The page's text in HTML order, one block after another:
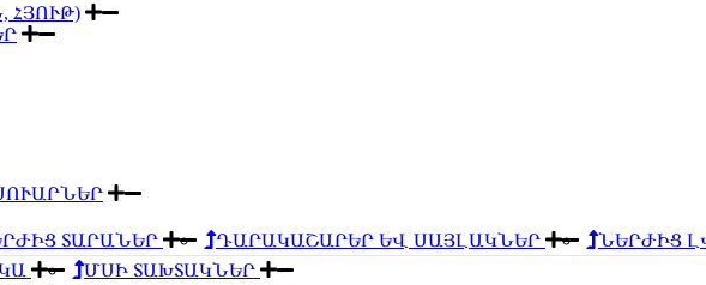
ՀՅՈՒԹ)
ՏԱՐԱՆԵՐ ԴԱՐԱԿԱՇԱՐԵՐ ԵՎ ՍԱՅԼԱԿՆԵՐ ՆԵՐԺԻՑ
ՄՍԻ ՏԱԽՏԱԿՆԵՐ